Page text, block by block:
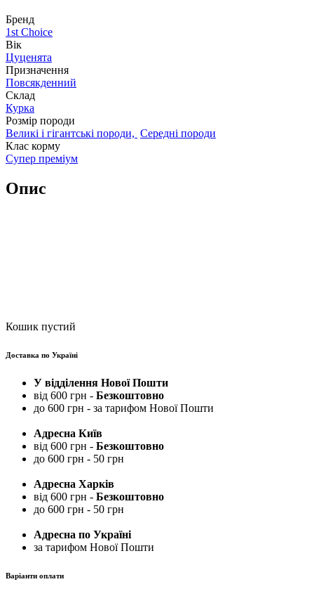
Бренд
1st Choice
Вік
Цуценята
Призначення
Повсякденний
Склад
Курка
Розмір породи
Великі і гігантські породи, Середні породи
Клас корму
Супер преміум
Опис
Кошик пустий
Доставка по Україні
У відділення Нової Пошти
від 600 грн - Безкоштовно
до 600 грн - за тарифом Нової Пошти
Адресна Київ
від 600 грн - Безкоштовно
до 600 грн - 50 грн
Адресна Харків
від 600 грн - Безкоштовно
до 600 грн - 50 грн
Адресна по Україні
за тарифом Нової Пошти
Варіанти оплати